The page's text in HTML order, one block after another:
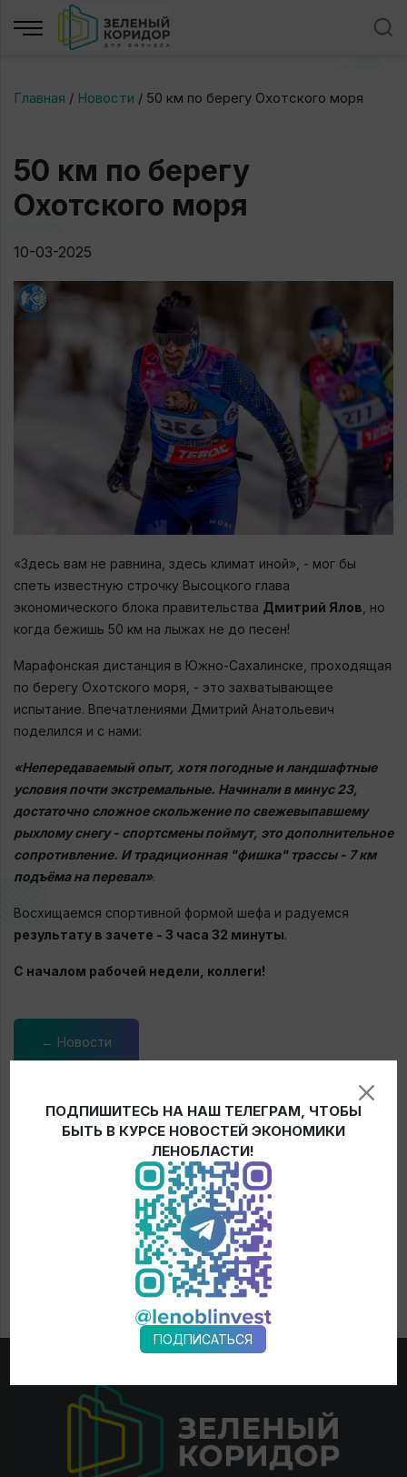
Главная / Новости / 50 км по берегу Охотского моря
50 км по берегу
Охотского моря
10-03-2025
«Здесь вам не равнина, здесь климат иной», - мог бы
спеть известную строчку Высоцкого глава
экономического блока правительства Дмитрий Ялов , но
когда бежишь 50 км на лыжах не до песен!
Марафонская дистанция в Южно-Сахалинске, проходящая
по берегу Охотского моря, - это захватывающее
испытание. Впечатлениями Дмитрий Анатольевич
поделился и с нами:
«Непередаваемый опыт, хотя погодные и ландшафтные
условия почти экстремальные. Начинали в минус 23,
достаточно сложное скольжение по свежевыпавшему
рыхлому снегу - спортсмены поймут, это дополнительное
сопротивление. И традиционная "фишка" трассы - 7 км
подъёма на перевал».
Восхищаемся спортивной формой шефа и радуемся
результату в зачете - 3 часа 32 минуты.
С началом рабочей недели, коллеги!
← Новости
ПОДПИШИТЕСЬ НА НАШ ТЕЛЕГРАМ, ЧТОБЫ
БЫТЬ В КУРСЕ НОВОСТЕЙ ЭКОНОМИКИ
ЛЕНОБЛАСТИ!
ПОДПИСАТЬСЯ